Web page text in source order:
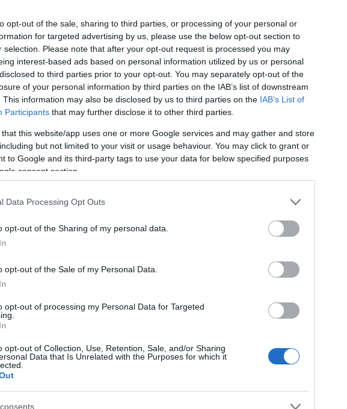
opt-out of the sale, sharing to third parties, or processing of your personal or
for targeted advertising by us, please use the below opt-out section to
selection. Please note that after your opt-out request is processed you may
interest-based ads based on personal information utilized by us or personal
to third parties prior to your opt-out. You may separately opt-out of the
of your personal information by third parties on the IAB’s list of downstream
This information may also be disclosed by us to third parties on the IAB’s List of
Participants that may further disclose it to other third parties.
that this website/app uses one or more Google services and may gather and store
but not limited to your visit or usage behaviour. You may click to grant or
to Google and its third-party tags to use your data for below specified purposes
consent section.
Data Processing Opt Outs
opt-out of the Sharing of my personal data.
opt-out of the Sale of my Personal Data.
opt-out of processing my Personal Data for Targeted
opt-out of Collection, Use, Retention, Sale, and/or Sharing
Data that Is Unrelated with the Purposes for which it
id/19126065
felhasználói tartalomnak minősülnek, értük aszolgáltatás technikai
nem ellenőrzi. Kifogás esetén forduljon a blog szerkesztőjéhez.
tájékoztatóban
! ‐Belépés Facebookkal
Laposa Tamás
IBAN:GB55 REVO
Játékok felajánlásához
Laposa Tamás
Gyöngyös és Hatvan
Email:
Facebook oldaldoboz
Keresgélés :)